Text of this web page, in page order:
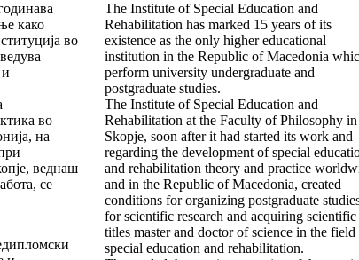
како
во
во
на
веднаш
се
The Institute of Special Education and
Rehabilita­tion has marked 15 years of its
existence as the only higher educational
institution in the Republic of Macedonia
perform university under­graduate and
postgraduate studies.
The Institute of Special Education and
Rehabilita­tion at the Faculty of Philosophy in
Skopje, soon after it had started its work and
regarding the development of special
and rehabilitation theory and practice
and in the Republic of Macedonia, created
conditions for organizing postgraduate
for scientific research and acquiring scientific
titles master and doctor of sci­ence in the
special education and rehabili­tation.